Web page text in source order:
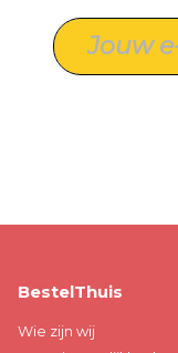
BestelThuis
Wie zijn wij